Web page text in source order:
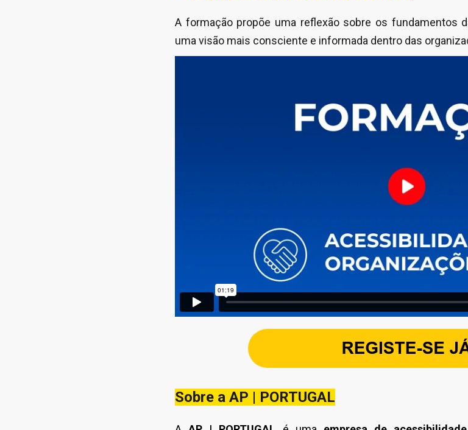
A formação propõe uma reflexão sobre os fundamentos
uma visão mais consciente e informada dentro das
Sobre a AP | PORTUGAL